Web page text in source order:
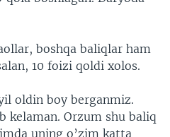
boshqa baliqlar ham
10 foizi qoldi xolos.
oldin boy berganmiz.
kelaman. Orzum shu baliq
uning o’zim katta